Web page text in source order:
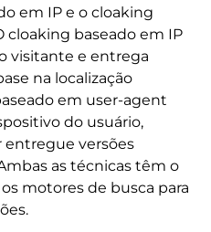
em IP e o cloaking
cloaking baseado em IP
visitante e entrega
na localização
em user-agent
do usuário,
versões
as técnicas têm o
motores de busca para